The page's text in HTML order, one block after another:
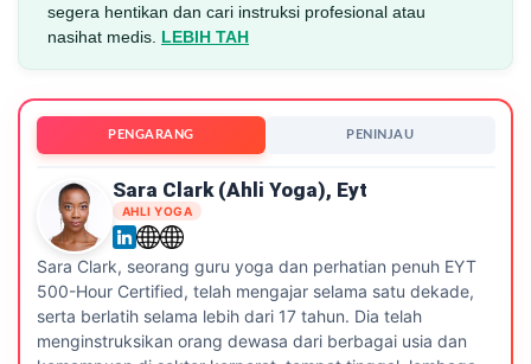
segera hentikan dan cari instruksi profesional atau
nasihat medis. LEBIH TAH
PENGARANG PENINJAU
Sara Clark (ahli Yoga), Eyt
AHLI YOGA
Sara Clark, seorang guru yoga dan perhatian penuh EYT
500-Hour Certified, telah mengajar selama satu dekade,
serta berlatih selama lebih dari 17 tahun. Dia telah
menginstruksikan orang dewasa dari berbagai usia dan